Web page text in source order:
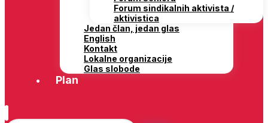
Forum sindikalnih aktivista /
aktivistica
Jedan član, jedan glas
English
Kontakt
Lokalne organizacije
Glas slobode
Plan